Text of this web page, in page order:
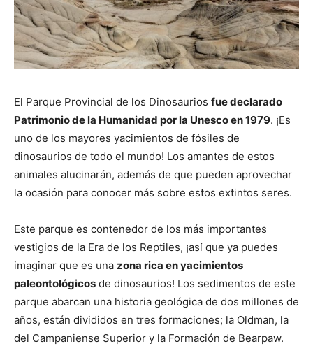
El Parque Provincial de los Dinosaurios fue declarado
Patrimonio de la Humanidad por la Unesco en 1979. ¡Es
uno de los mayores yacimientos de fósiles de
dinosaurios de todo el mundo! Los amantes de estos
animales alucinarán, además de que pueden aprovechar
la ocasión para conocer más sobre estos extintos seres.
Este parque es contenedor de los más importantes
vestigios de la Era de los Reptiles, ¡así que ya puedes
imaginar que es una zona rica en yacimientos
paleontológicos de dinosaurios! Los sedimentos de este
parque abarcan una historia geológica de dos millones de
años, están divididos en tres formaciones; la Oldman, la
del Campaniense Superior y la Formación de Bearpaw.